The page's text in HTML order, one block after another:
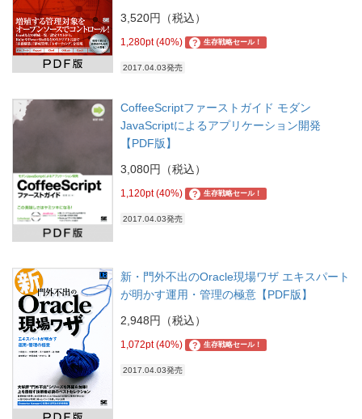
3,520円（税込）
1,280pt (40%) ? 生存戦略セール！
2017.04.03発売
CoffeeScriptファーストガイド モダン
JavaScriptによるアプリケーション開発
【PDF版】
3,080円（税込）
1,120pt (40%) ? 生存戦略セール！
2017.04.03発売
新・門外不出のOracle現場ワザ エキスパート
が明かす運用・管理の極意【PDF版】
2,948円（税込）
1,072pt (40%) ? 生存戦略セール！
2017.04.03発売